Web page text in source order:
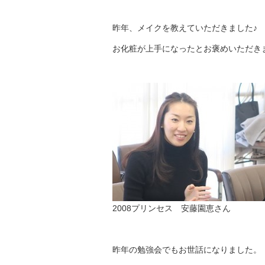
昨年、メイクを教えていただきました♪
お化粧が上手になったとお褒めいただ
2008プリンセス 安藤園恵さん
昨年の勉強会でもお世話になりました。